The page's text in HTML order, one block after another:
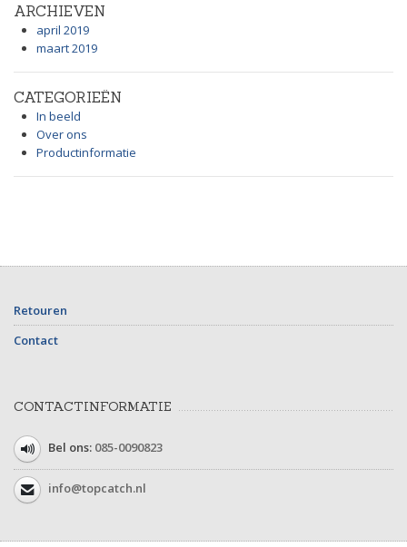
ARCHIEVEN
april 2019
maart 2019
CATEGORIEËN
In beeld
Over ons
Productinformatie
Retouren
Contact
CONTACTINFORMATIE
Bel ons: 085-0090823
info@topcatch.nl